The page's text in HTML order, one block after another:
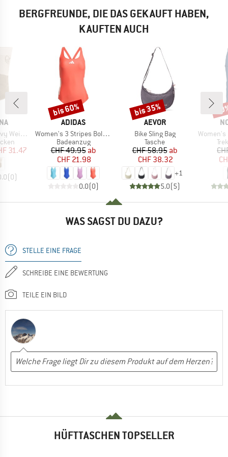
BERGFREUNDE, DIE DAS GEKAUFT HABEN,
KAUFTEN AUCH
Socks
Preis
31.47
(0)
MARKE
ADIDAS
Artikel
Women's 3 Stripes Bold Swimsuit
Produktgruppe
Badeanzug
Preis
CHF 49.95reduzierter Preis
ab
CHF 21.98
0.0(0)
Rabatt
bis 60%
MARKE
AEVOR
Artikel
Bike Sling Bag
Produktgruppe
Tasche
Preis
CHF 58.95reduzierter Preis
ab
CHF 38.32
+1
5.0(5)
Rabatt
bis 35%
Artikel
Women's
WAS SAGST DU DAZU?
STELLE EINE FRAGE
SCHREIBE EINE BEWERTUNG
TEILE EIN BILD
HÜFTTASCHEN TOPSELLER